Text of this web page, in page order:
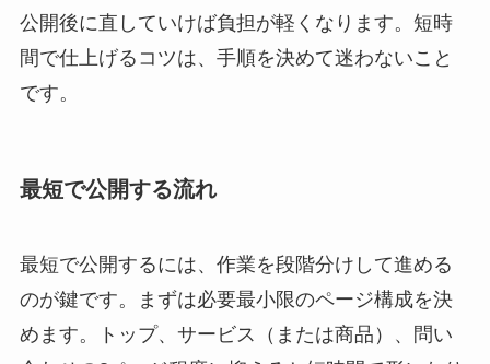
公開後に直していけば負担が軽くなります。短時
間で仕上げるコツは、手順を決めて迷わないこと
です。
最短で公開する流れ
最短で公開するには、作業を段階分けして進める
のが鍵です。まずは必要最小限のページ構成を決
めます。トップ、サービス（または商品）、問い